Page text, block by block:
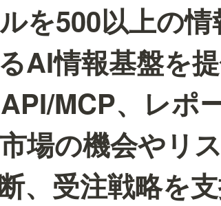
を500以上の情
AI情報基盤を
MCP、レポ
場の機会やリ
、受注戦略を